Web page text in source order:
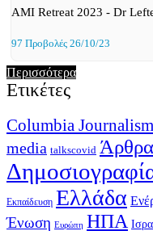
AMI Retreat 2023 - Dr
97 Προβολές 26/10/23
Περισσότερα
Ετικέτες
Columbia
media talkscovid Άρθρα
Εκπαίδευση Ελλάδα
Ένωση Ευρώπη ΗΠΑ